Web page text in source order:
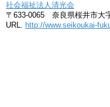
社会福祉法人清光会
〒633-0065 奈良県桜井市大
URL. http://www.seikoukai-